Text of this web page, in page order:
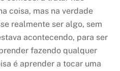
coisa, mas na verdade
realmente ser algo, sem
acontecendo, para ser
fazendo qualquer
é aprender a tocar uma